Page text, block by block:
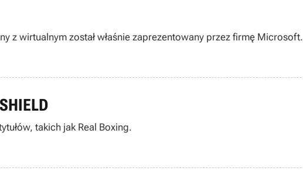
z wirtualnym został właśnie zaprezentowany przez firmę Microsoft.
takich jak Real Boxing.